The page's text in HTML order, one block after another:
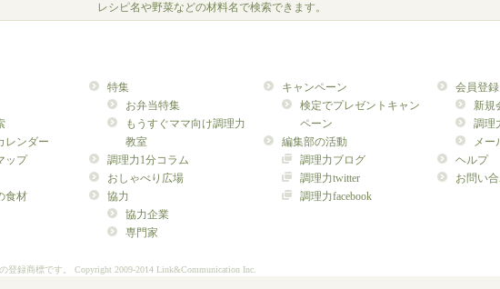
レシピ名や野菜などの材料名で検索できます。
レンダー
ップ
食材
特集
お弁当特集
もうすぐママ向け調理力
教室
調理力1分コラム
おしゃべり広場
協力
協力企業
専門家
キャンペーン
検定でプレゼントキャン
ペーン
編集部の活動
調理力ブログ
調理力twitter
調理力facebook
会員登録
新規
調理
メー
ヘルプ
お問い
登録商標です。 Copyright 2009-2014 Link&Communication Inc.